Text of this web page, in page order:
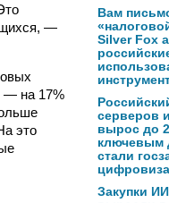
—
— на 17%
это
Вам
Silver Fox
серверов
вырос до
ключевым
стали
Закупки